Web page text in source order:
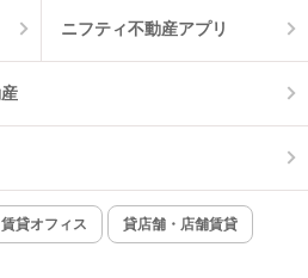
オートロック
インターネット無料
ニフティ不動産アプリ
貸オフィス 貸店舗・店舗賃貸